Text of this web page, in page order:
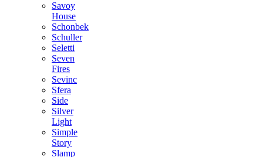
Savoy
House
Schonbek
Schuller
Seletti
Seven
Fires
Sevinc
Sfera
Side
Silver
Light
Simple
Story
Slamp